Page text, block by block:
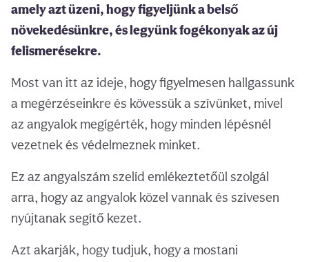
amely azt üzeni, hogy figyeljünk a belső
növekedésünkre, és legyünk fogékonyak az új
felismerésekre.
Most van itt az ideje, hogy figyelmesen hallgassunk
a megérzéseinkre és kövessük a szívünket, mivel
az angyalok megígérték, hogy minden lépésnél
vezetnek és védelmeznek minket.
Ez az angyalszám szelíd emlékeztetőül szolgál
arra, hogy az angyalok közel vannak és szívesen
nyújtanak segítő kezet.
Azt akarják, hogy tudjuk, hogy a mostani